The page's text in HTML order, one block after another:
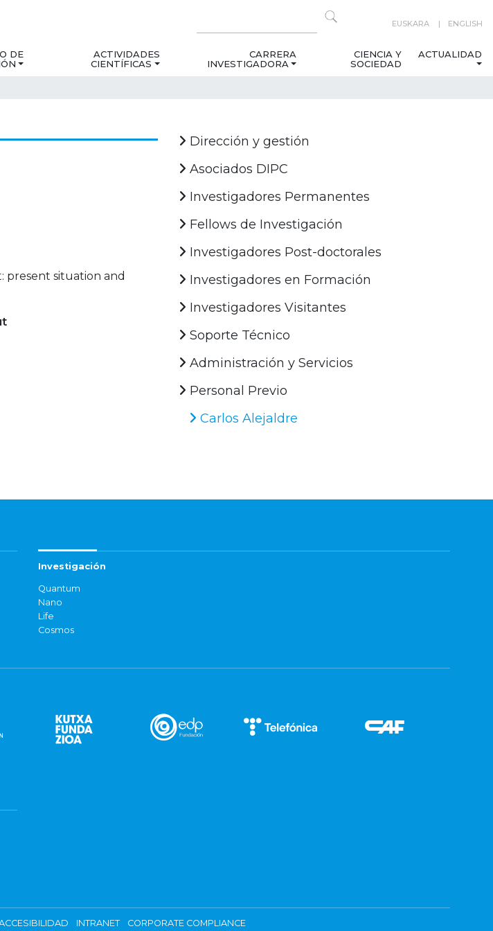
EUSKARA ENGLISH
DE
ACTIVIDADES
CIENTÍFICAS
CARRERA
INVESTIGADORA
CIENCIA Y
SOCIEDAD
ACTUALIDAD
present situation and
Dirección y gestión
Asociados DIPC
Investigadores Permanentes
Fellows de Investigación
Investigadores Post-doctorales
Investigadores en Formación
Investigadores Visitantes
Soporte Técnico
Administración y Servicios
Personal Previo
Carlos Alejaldre
Investigación
Quantum
Nano
Life
Cosmos
INTRANET CORPORATE COMPLIANCE